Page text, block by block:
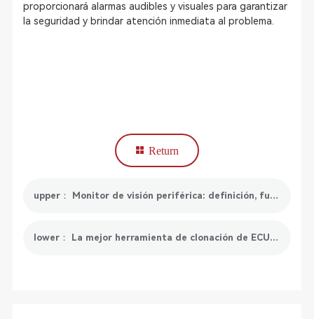
proporcionará alarmas audibles y visuales para garantizar
la seguridad y brindar atención inmediata al problema.
Return
upper： Monitor de visión periférica: definición, funcionamiento, ventajas y herramientas
lower： La mejor herramienta de clonación de ECU de 2023 proviene de SmartSafe